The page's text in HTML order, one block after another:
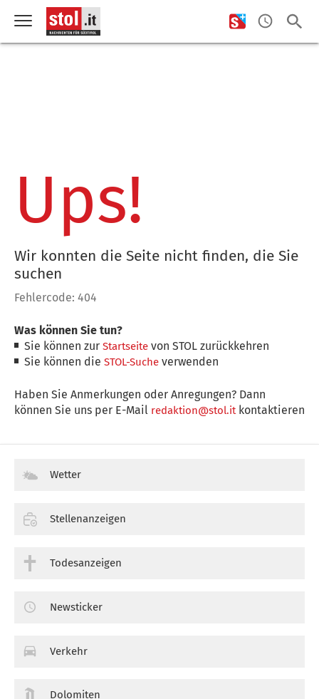
Ups!
Wir konnten die Seite nicht finden, die Sie
suchen
Fehlercode: 404
Was können Sie tun?
Sie können zurStartseite von STOL zurückkehren
Sie können dieSTOL-Suche verwenden
Haben Sie Anmerkungen oder Anregungen? Dann
können Sie uns per E-Mail redaktion@stol.itkontaktieren
Wetter
Stellenanzeigen
Todesanzeigen
Newsticker
Verkehr
Dolomiten